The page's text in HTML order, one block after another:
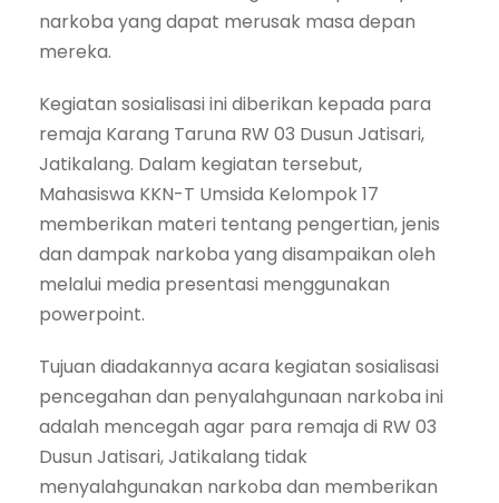
narkoba yang dapat merusak masa depan
mereka.
Kegiatan sosialisasi ini diberikan kepada para
remaja Karang Taruna RW 03 Dusun Jatisari,
Jatikalang. Dalam kegiatan tersebut,
Mahasiswa KKN-T Umsida Kelompok 17
memberikan materi tentang pengertian, jenis
dan dampak narkoba yang disampaikan oleh
melalui media presentasi menggunakan
powerpoint.
Tujuan diadakannya acara kegiatan sosialisasi
pencegahan dan penyalahgunaan narkoba ini
adalah mencegah agar para remaja di RW 03
Dusun Jatisari, Jatikalang tidak
menyalahgunakan narkoba dan memberikan